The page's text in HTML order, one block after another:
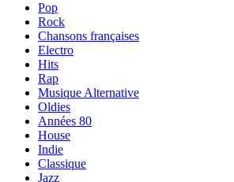
Pop
Rock
Chansons françaises
Electro
Hits
Rap
Musique Alternative
Oldies
Années 80
House
Indie
Classique
Jazz